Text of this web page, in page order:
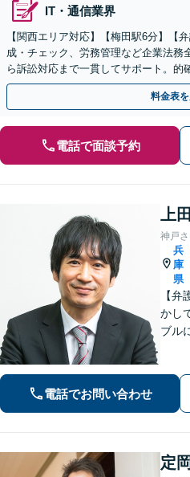
IT・通信業界
【関西エリア対応】【梅田駅6分】【
成・チェック、労務管理など企業法務
ら訴訟対応まで一貫してサポート。的
を提供します。【初回相談可能】【
料金表
電話で面談予約
上
神戸
兵
庫
県
【
かし
ブル
携し
日相
電話でお問い合わせ
定